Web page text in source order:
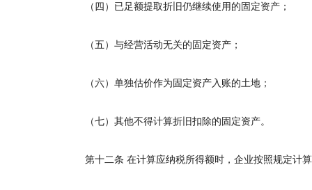
（四）已足额提取折旧仍继续使用的固定资产；
（五）与经营活动无关的固定资产；
（六）单独估价作为固定资产入账的土地；
（七）其他不得计算折旧扣除的固定资产。
第十二条 在计算应纳税所得额时，企业按照规定计